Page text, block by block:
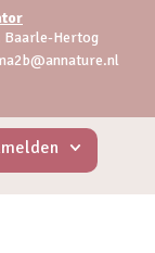
Baarle-Hertog